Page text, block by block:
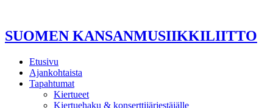
SUOMEN KANSANMUSIIKKILIITTO
Etusivu
Ajankohtaista
Tapahtumat
Kiertueet
Kiertuehaku & konserttijärjestäjälle